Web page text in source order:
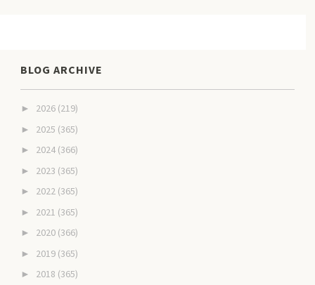
BLOG ARCHIVE
► 2026 (219)
► 2025 (365)
► 2024 (366)
► 2023 (365)
► 2022 (365)
► 2021 (365)
► 2020 (366)
► 2019 (365)
► 2018 (365)